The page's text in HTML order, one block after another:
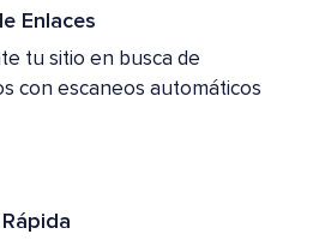
Enlaces
tu sitio en busca de
con escaneos automáticos